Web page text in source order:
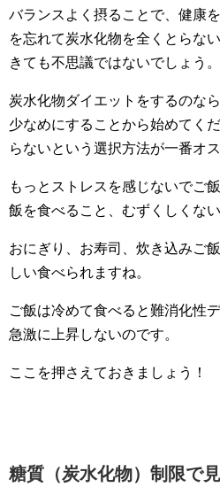
バランスよく摂ることで、健康
を忘れて炭水化物を全くとらな
きても不思議ではないでしょう。
炭水化物ダイエットをするのな
少なめにすることから始めてく
らないという選択方法が一番オス
もっとストレスを感じないでご
飯を食べること、むずくしくない
おにぎり、お寿司、炊き込みご
しい食べられますね。
ご飯は冷めて食べると難消化性
急激に上昇しないのです。
ここを押さえておきましょう！
糖質（炭水化物）制限で